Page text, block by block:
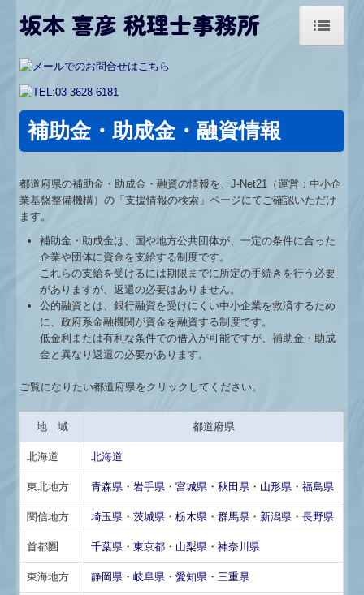
トップページ
事務所紹介
アクセス
業務案内
お問合せ
料金について
リンク集
FX4クラウド
関与先向け融資商品ご紹介
経営者お役立ち情報
TKCシステムQ&A
経営革新等支援機関とは
個人情報保護方針
坂本 喜彦 税理士事務所
補助金・助成金・融資情報
都道府県の補助金・助成金・融資の情報を、J-Net21（運営：中小企
業基盤整備機構）の「支援情報の検索」ページにてご確認いただけ
ます。
補助金・助成金は、国や地方公共団体が、一定の条件に合った
企業や団体に資金を支給する制度です。
これらの支給を受けるには期限までに所定の手続きを行う必要
がありますが、返還の必要はありません。
公的融資とは、銀行融資を受けにくい中小企業を救済するため
に、政府系金融機関が資金を融資する制度です。
低金利または有利な条件での借入が可能ですが、補助金・助成
金と異なり返還の必要があります。
ご覧になりたい都道府県をクリックしてください。
地 域 都道府県
北海道 北海道
東北地方 青森県 ・岩手県 ・宮城県 ・秋田県 ・ 山形県 ・福島県
関信地方 埼玉県 ・茨城県 ・栃木県 ・群馬県 ・ 新潟県 ・長野県
首都圏 千葉県 ・東京都 ・ 山梨県 ・神奈川県
東海地方 静岡県 ・岐阜県 ・愛知県 ・三重県